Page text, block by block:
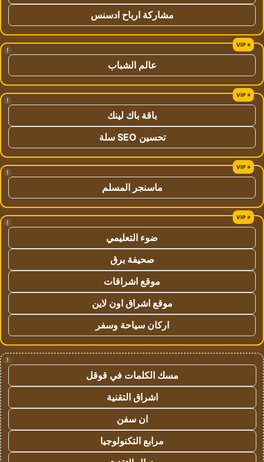
مشاركة ارباح ادسنس
!
عالم الشباب
!
باقة باك لينك
تحسين SEO سلة
!
ماسنجر المسلم
!
ضوء التعليمي
صحيفة برق
موقع اشراقات
موقع اشراق اون لاين
اركان سياحة وسفر
!
مسك الكلمات في قوقل
اشراق التقنية
ان سفن
مرابع التكنولوجيا